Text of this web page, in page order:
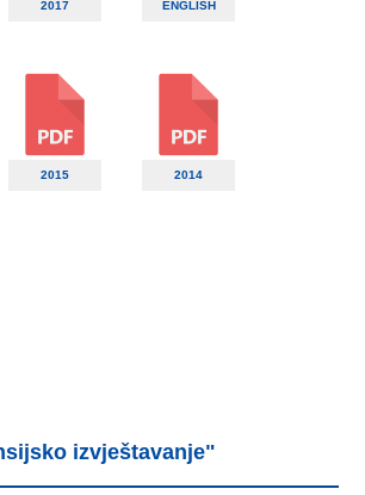
2017
ENGLISH
2015 2014
izvještavanje"